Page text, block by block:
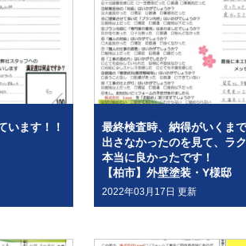
います！！
最終検査時、納得がいくま
出さなかったのを見て、ラ
本当に良かったです！
【柏市】外壁塗装・Y様邸
2022年03月17日 更新